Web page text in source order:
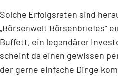
Solche Erfolgsraten sind
„Börsenwelt Börsenbriefes“
Buffett, ein legendärer
scheint da einen gewissen
der gerne einfache Dinge